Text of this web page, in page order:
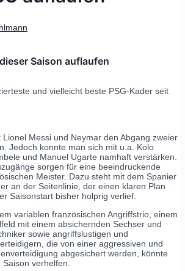
Saison auflaufen
und vielleicht beste PSG-Kader seit
Messi und Neymar den Abgang zweier
Jedoch konnte man sich mit u.a. Kolo
und Manuel Ugarte namhaft verstärken.
sorgen für eine beeindruckende
Meister. Dazu steht mit dem Spanier
an der Seitenlinie, der einen klaren Plan
Saisonstart bisher holprig verlief.
variablen französischen Angriffstrio, einem
mit einem absichernden Sechser und
sowie angriffslustigen und
die von einer aggressiven und
abgesichert werden, könnte
verhelfen.